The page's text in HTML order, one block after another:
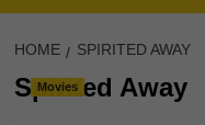
HOME SPIRITED AWAY
Spirited Away
Movies